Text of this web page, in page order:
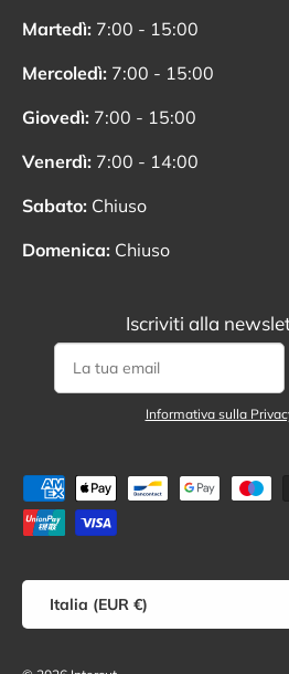
Martedì: 7:00 - 15:00
Mercoledì: 7:00 - 15:00
Giovedì: 7:00 - 15:00
Venerdì: 7:00 - 14:00
Sabato: Chiuso
Domenica: Chiuso
Iscriviti alla
Informativa sulla
Metodi di pagamento accettati
Paese/Regione
Italia (EUR €)